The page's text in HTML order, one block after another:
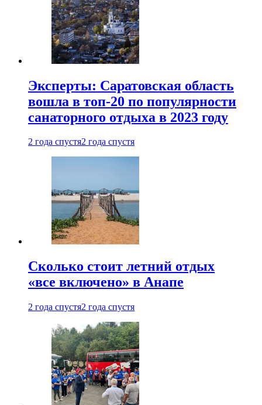
Эксперты: Саратовская область
вошла в топ-20 по популярности
санаторного отдыха в 2023 году
2 года спустя2 года спустя
Сколько стоит летний отдых
«все включено» в Анапе
2 года спустя2 года спустя